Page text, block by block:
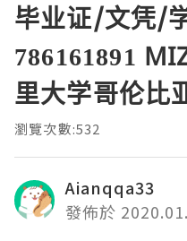
毕业证/文凭/
786161891
里大学哥伦比
瀏覽次數:532
Aianqqa33
發佈於